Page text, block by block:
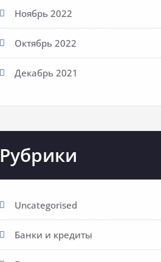
Ноябрь 2022
Октябрь 2022
Декабрь 2021
Рубрики
Uncategorised
Банки и кредиты